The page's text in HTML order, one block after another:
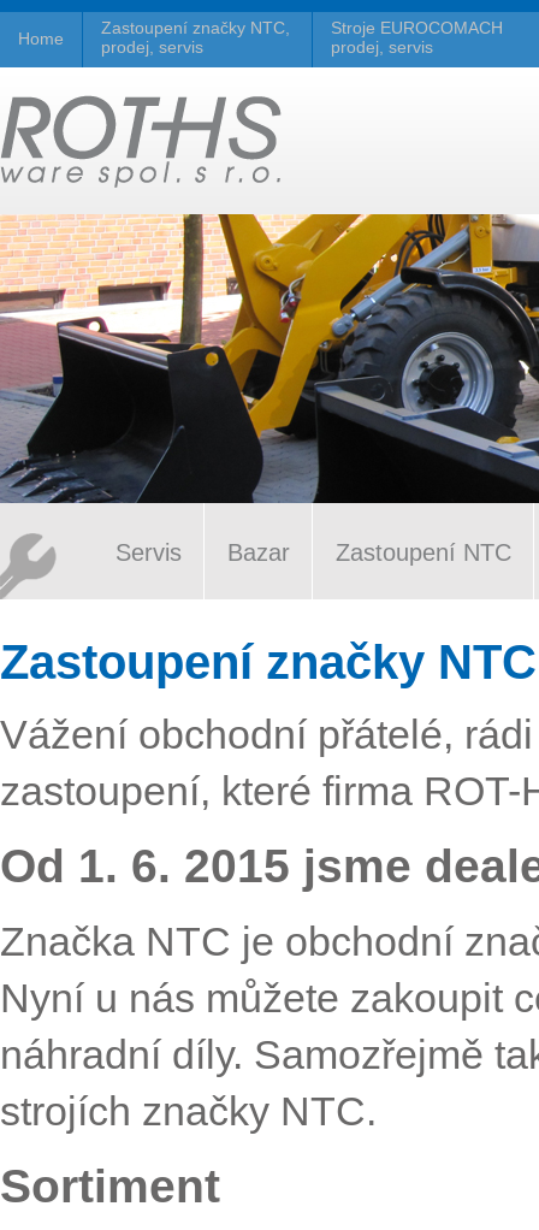
Home
Zastoupení značky NTC,
prodej, servis
Stroje EUROCOMACH
prodej, servis
Servis Bazar Zastoupení NTC
Zastoupení značky
Vážení obchodní přátelé,
zastoupení, které firma
Od 1. 6. 2015 jsme
Značka NTC je obchodní
Nyní u nás můžete zakoupit
náhradní díly. Samozřejmě
strojích značky NTC.
Sortiment